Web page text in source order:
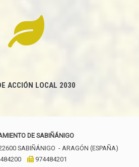
ACCIÓN LOCAL 2030
DE SABIÑÁNIGO
SABIÑÁNIGO - ARAGÓN (ESPAÑA)
974484201